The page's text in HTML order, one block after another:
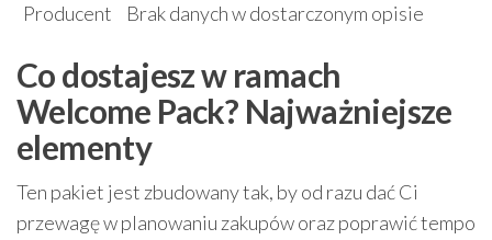
Producent
Brak danych w dostarczonym opisie
Co dostajesz w ramach
Welcome Pack? Najważniejsze
elementy
Ten pakiet jest zbudowany tak, by od razu dać Ci
przewagę w planowaniu zakupów oraz poprawić tempo